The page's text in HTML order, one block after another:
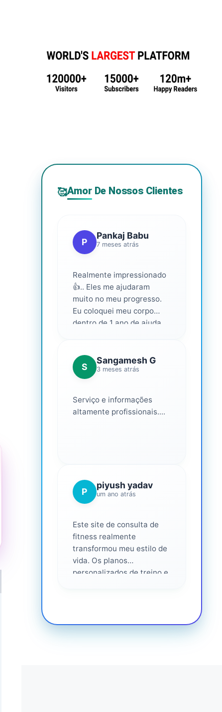
🥰Amor De Nossos Clientes
P
Pankaj Babu
7 meses atrás
Realmente impressionado
👍.. Eles me ajudaram
muito no meu progresso.
Eu coloquei meu corpo
dentro de 1 ano de ajuda
S
Sangamesh G
3 meses atrás
Serviço e informações
altamente profissionais....
P
piyush yadav
um ano atrás
Este site de consulta de
fitness realmente
transformou meu estilo de
vida. Os planos
personalizados de treino e